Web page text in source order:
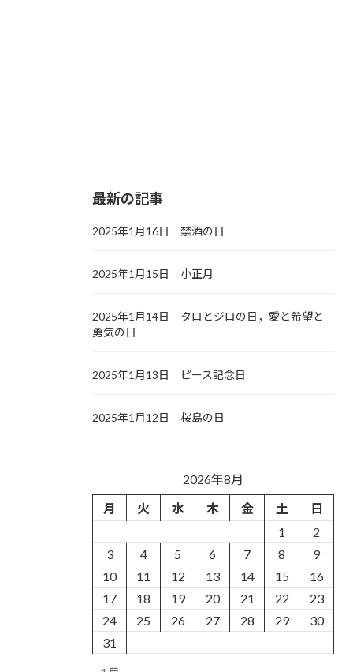
最新の記事
2025年1月16日 禁酒の日
2025年1月15日 小正月
2025年1月14日 タロとジロの日，愛と希望と
勇気の日
2025年1月13日 ピース記念日
2025年1月12日 桜島の日
2026年8月
月
火 水 木 金 土
日
1
2
3
4 5 6 7 8
9
10
11 12 13 14 15
16
17
18 19 20 21 22
23
24
25 26 27 28 29
30
31